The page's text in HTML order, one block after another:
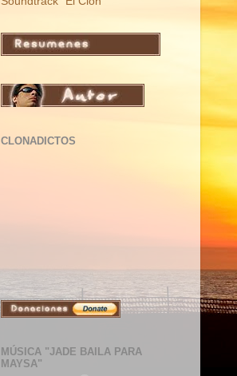
CLONADICTOS
MÚSICA "JADE BAILA PARA
MAYSA"